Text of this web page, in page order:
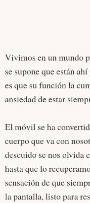
Vivimos en un mundo
se supone que están
es que su función la
ansiedad de estar
El móvil se ha
cuerpo que va con
descuido se nos olvida
hasta que lo
sensación de que
la pantalla, listo para